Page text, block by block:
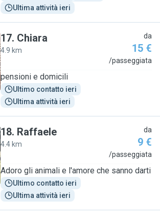
Ultima attività ieri
17. Chiara
4.9 km
da
15 €
/passeggiata
pensioni e domicili
Ultimo contatto ieri
Ultima attività ieri
18. Raffaele
4.4 km
da
9 €
/passeggiata
Adoro gli animali e l'amore che sanno darti
Ultimo contatto ieri
Ultima attività ieri